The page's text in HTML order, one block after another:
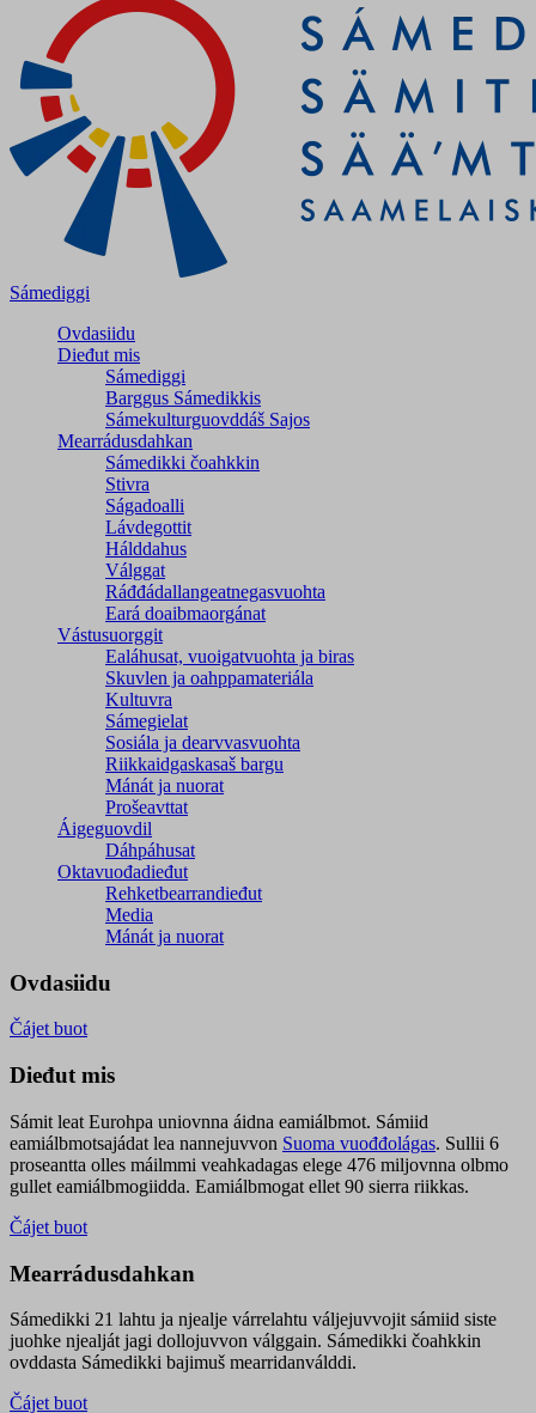
Sámediggi
Ovdasiidu
Dieđut mis
Sámediggi
Barggus Sámedikkis
Sámekulturguovddáš Sajos
Mearrádusdahkan
Sámedikki čoahkkin
Stivra
Ságadoalli
Lávdegottit
Hálddahus
Válggat
Ráđđádallangeatnegas­vuohta
Eará doaibmaorgánat
Vástusuorggit
Ealáhusat, vuoigatvuohta ja biras
Skuvlen ja oahppamateriála
Kultuvra
Sámegielat
Sosiála ja dearvvasvuohta
Riikkaidgaskasaš bargu
Mánát ja nuorat
Prošeavttat
Áigeguovdil
Dáhpáhusat
Oktavuođadieđut
Rehketbearrandieđut
Media
Mánát ja nuorat
Ovdasiidu
Čájet buot
Dieđut mis
Sámit leat Eurohpa uniovnna áidna eamiálbmot. Sámiid
eamiálbmotsajádat lea nannejuvvon Suoma vuođđolágas. Sullii 6
proseantta olles máilmmi veahkadagas elege 476 miljovnna olbmo
gullet eamiálbmogiidda. Eamiálbmogat ellet 90 sierra riikkas.
Čájet buot
Mearrádusdahkan
Sámedikki 21 lahtu ja njealje várrelahtu váljejuvvojit sámiid siste
juohke njealját jagi dollojuvvon válggain. Sámedikki čoahkkin
ovddasta Sámedikki bajimuš mearridanválddi.
Čájet buot